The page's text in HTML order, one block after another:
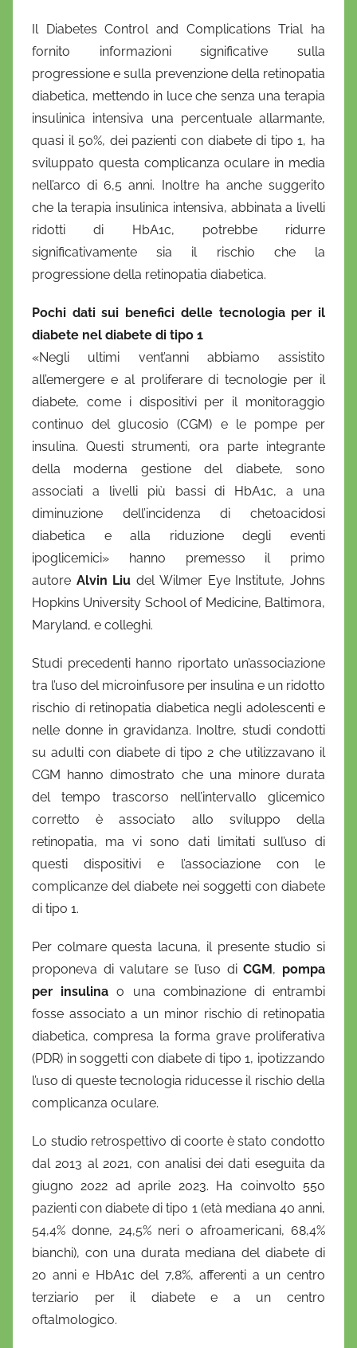
Il Diabetes Control and Complications Trial ha
fornito informazioni significative sulla
progressione e sulla prevenzione della retinopatia
diabetica, mettendo in luce che senza una terapia
insulinica intensiva una percentuale allarmante,
quasi il 50%, dei pazienti con diabete di tipo 1, ha
sviluppato questa complicanza oculare in media
nell’arco di 6,5 anni. Inoltre ha anche suggerito
che la terapia insulinica intensiva, abbinata a livelli
ridotti di HbA1c, potrebbe ridurre
significativamente sia il rischio che la
progressione della retinopatia diabetica.
Pochi dati sui benefici delle tecnologia per il
diabete nel diabete di tipo 1
«Negli ultimi vent’anni abbiamo assistito
all’emergere e al proliferare di tecnologie per il
diabete, come i dispositivi per il monitoraggio
continuo del glucosio (CGM) e le pompe per
insulina. Questi strumenti, ora parte integrante
della moderna gestione del diabete, sono
associati a livelli più bassi di HbA1c, a una
diminuzione dell’incidenza di chetoacidosi
diabetica e alla riduzione degli eventi
ipoglicemici» hanno premesso il primo
autore Alvin Liu del Wilmer Eye Institute, Johns
Hopkins University School of Medicine, Baltimora,
Maryland, e colleghi.
Studi precedenti hanno riportato un’associazione
tra l’uso del microinfusore per insulina e un ridotto
rischio di retinopatia diabetica negli adolescenti e
nelle donne in gravidanza. Inoltre, studi condotti
su adulti con diabete di tipo 2 che utilizzavano il
CGM hanno dimostrato che una minore durata
del tempo trascorso nell’intervallo glicemico
corretto è associato allo sviluppo della
retinopatia, ma vi sono dati limitati sull’uso di
questi dispositivi e l’associazione con le
complicanze del diabete nei soggetti con diabete
di tipo 1.
Per colmare questa lacuna, il presente studio si
proponeva di valutare se l’uso diCGM , pompa
per insulina o una combinazione di entrambi
fosse associato a un minor rischio di retinopatia
diabetica, compresa la forma grave proliferativa
(PDR) in soggetti con diabete di tipo 1, ipotizzando
l’uso di queste tecnologia riducesse il rischio della
complicanza oculare.
Lo studio retrospettivo di coorte è stato condotto
dal 2013 al 2021, con analisi dei dati eseguita da
giugno 2022 ad aprile 2023. Ha coinvolto 550
pazienti con diabete di tipo 1 (età mediana 40 anni,
54,4% donne, 24,5% neri o afroamericani, 68,4%
bianchi), con una durata mediana del diabete di
20 anni e HbA1c del 7,8%, afferenti a un centro
terziario per il diabete e a un centro
oftalmologico.